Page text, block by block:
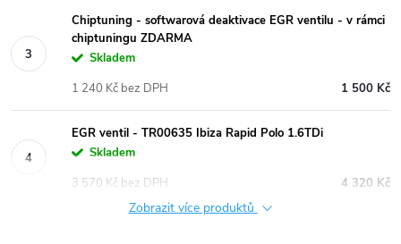
Chiptuning - softwarová deaktivace EGR ventilu - v rámci
chiptuningu ZDARMA
Skladem
1 500 Kč
1 240 Kč bez DPH
EGR ventil - TR00635 Ibiza Rapid Polo 1.6TDi
Skladem
4 320 Kč
3 570 Kč bez DPH
Zobrazit více produktů